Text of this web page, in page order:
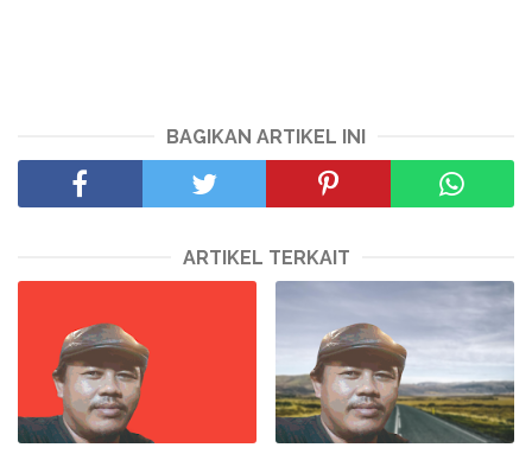
BAGIKAN ARTIKEL INI
ARTIKEL TERKAIT